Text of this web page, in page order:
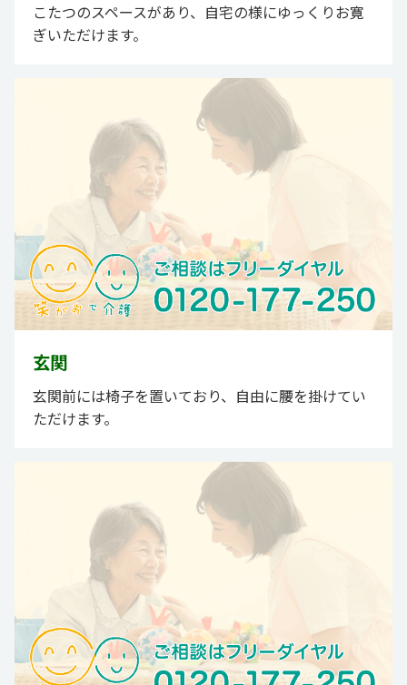
こたつのスペースがあり、自宅の様にゆっくりお寛
ぎいただけます。
玄関
玄関前には椅子を置いており、自由に腰を掛けてい
ただけます。